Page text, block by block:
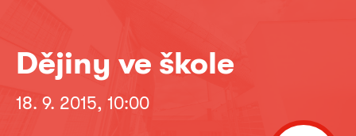
Dějiny ve škole
18. 9. 2015, 10:00